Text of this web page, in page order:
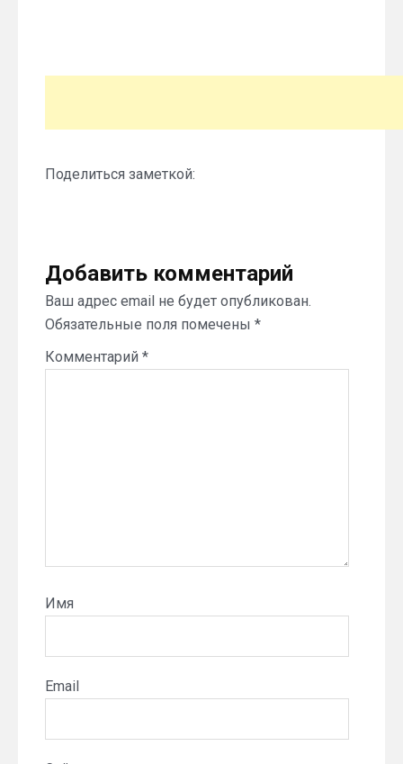
Поделиться заметкой:
Добавить комментарий
Ваш адрес email не будет опубликован.
Обязательные поля помечены *
Комментарий *
Имя
Email